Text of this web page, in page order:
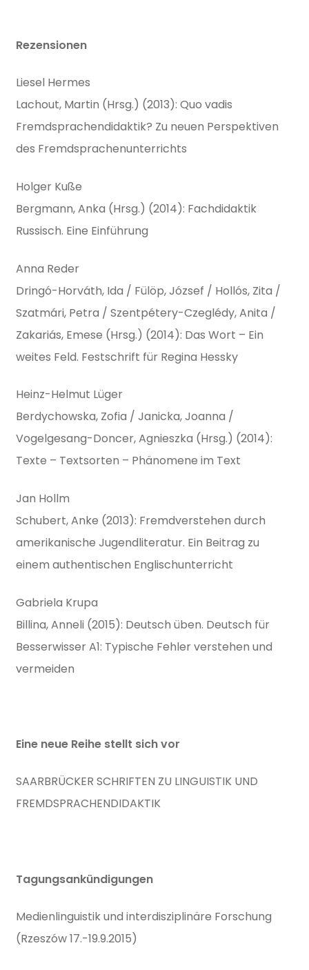
Rezensionen
Liesel Hermes
Lachout, Martin (Hrsg.) (2013): Quo vadis
Fremdsprachendidaktik? Zu neuen Perspektiven
des Fremdsprachenunterrichts
Holger Kuße
Bergmann, Anka (Hrsg.) (2014): Fachdidaktik
Russisch. Eine Einführung
Anna Reder
Dringó-Horváth, Ida / Fülöp, József / Hollós, Zita /
Szatmári, Petra / Szentpétery-Czeglédy, Anita /
Zakariás, Emese (Hrsg.) (2014): Das Wort – Ein
weites Feld. Festschrift für Regina Hessky
Heinz-Helmut Lüger
Berdychowska, Zofia / Janicka, Joanna /
Vogelgesang-Doncer, Agnieszka (Hrsg.) (2014):
Texte – Textsorten – Phänomene im Text
Jan Hollm
Schubert, Anke (2013): Fremdverstehen durch
amerikanische Jugendliteratur. Ein Beitrag zu
einem authentischen Englischunterricht
Gabriela Krupa
Billina, Anneli (2015): Deutsch üben. Deutsch für
Besserwisser A1: Typische Fehler verstehen und
vermeiden
Eine neue Reihe stellt sich vor
SAARBRÜCKER SCHRIFTEN ZU LINGUISTIK UND
FREMDSPRACHENDIDAKTIK
Tagungsankündigungen
Medienlinguistik und interdisziplinäre Forschung
(Rzeszów 17.-19.9.2015)